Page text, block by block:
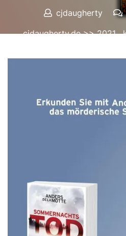
cjdaugherty
cjdaugherty.de>>2021,